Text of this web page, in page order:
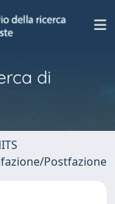
di
Postfazione